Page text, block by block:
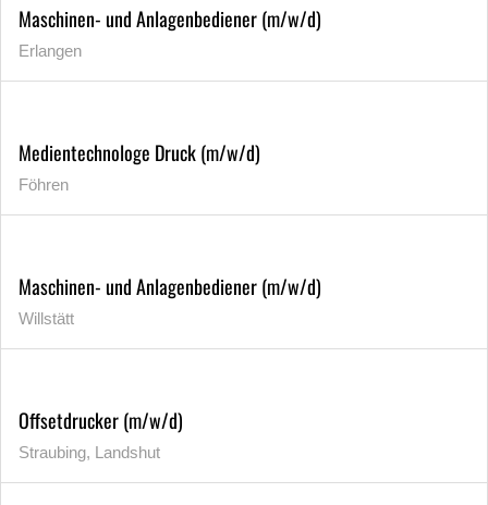
Maschinen- und Anlagenbediener (m/w/d)
Erlangen
Medientechnologe Druck (m/w/d)
Föhren
Maschinen- und Anlagenbediener (m/w/d)
Willstätt
Offsetdrucker (m/w/d)
Straubing, Landshut